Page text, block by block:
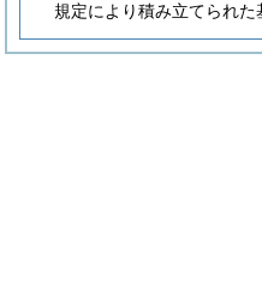
規定により積み立てられた